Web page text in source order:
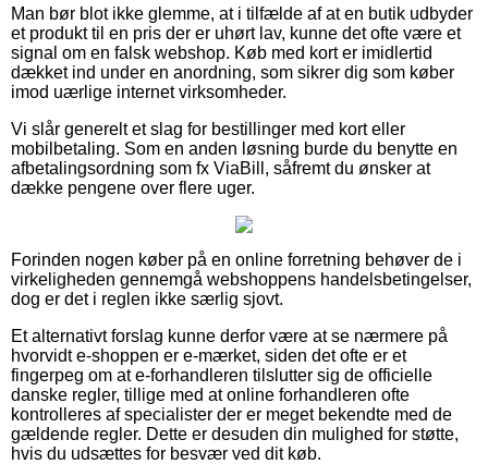
Man bør blot ikke glemme, at i tilfælde af at en butik udbyder
et produkt til en pris der er uhørt lav, kunne det ofte være et
signal om en falsk webshop. Køb med kort er imidlertid
dækket ind under en anordning, som sikrer dig som køber
imod uærlige internet virksomheder.
Vi slår generelt et slag for bestillinger med kort eller
mobilbetaling. Som en anden løsning burde du benytte en
afbetalingsordning som fx ViaBill, såfremt du ønsker at
dække pengene over flere uger.
Forinden nogen køber på en online forretning behøver de i
virkeligheden gennemgå webshoppens handelsbetingelser,
dog er det i reglen ikke særlig sjovt.
Et alternativt forslag kunne derfor være at se nærmere på
hvorvidt e-shoppen er e-mærket, siden det ofte er et
fingerpeg om at e-forhandleren tilslutter sig de officielle
danske regler, tillige med at online forhandleren ofte
kontrolleres af specialister der er meget bekendte med de
gældende regler. Dette er desuden din mulighed for støtte,
hvis du udsættes for besvær ved dit køb.